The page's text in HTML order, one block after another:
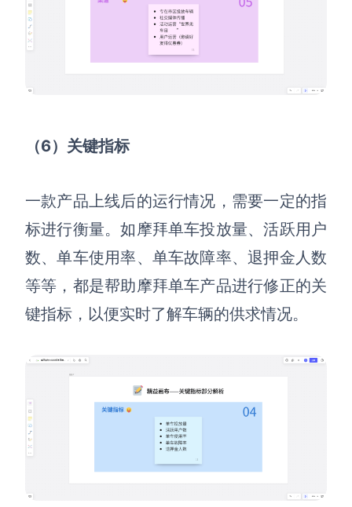
（6）关键指标
一款产品上线后的运行情况，需要一定的指
标进行衡量。如 摩拜单车投放量、活跃用户
数、单车使用率、单车故障率、退押金人数
等等，都是帮助摩拜单车产品进行修正的关
键指标，以便实时了解车辆的供求情况。